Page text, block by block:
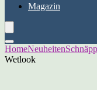
Magazin
HomeNeuheiten
Wetlook